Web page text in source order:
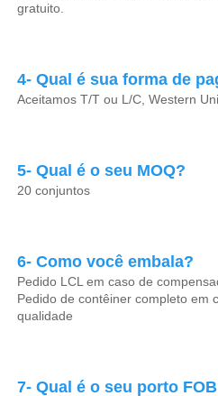
gratuito.
4- Qual é sua forma de
Aceitamos T/T ou L/C, Western
5- Qual é o seu MOQ?
20 conjuntos
6- Como você embala?
Pedido LCL em caso de
Pedido de contêiner completo em
qualidade
7- Qual é o seu porto